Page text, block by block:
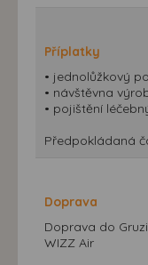
Příplatky
• jednolůžkový
• návštěvna
• pojištění
Předpokládaná
Doprava
Doprava do
WIZZ Air